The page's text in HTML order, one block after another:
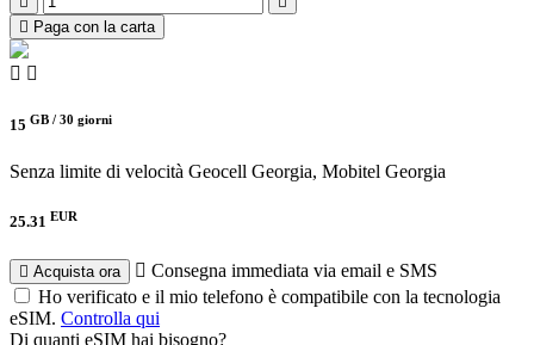
Paga con la carta
15 GB / 30 giorni
Senza limite di velocità Geocell Georgia, Mobitel Georgia
25.31 EUR
Acquista ora
Consegna immediata via email e SMS
Ho verificato e il mio telefono è compatibile con la tecnologia
eSIM. Controlla qui
Di quanti eSIM hai bisogno?